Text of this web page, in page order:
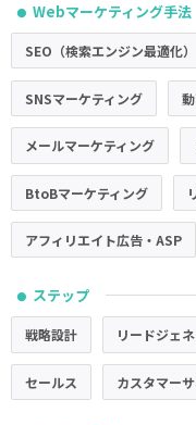
● Webマーケティング手法
SEO（検索エンジン最適化）
SNSマーケティング
メールマーケティング
BtoBマーケティング
アフィリエイト広告・ASP
● ステップ
戦略設計 リードジェ
セールス カスタマー